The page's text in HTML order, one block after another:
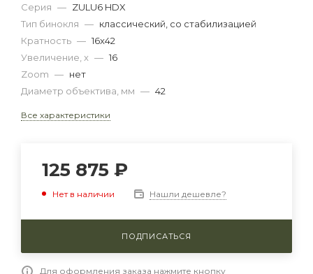
Серия — ZULU6 HDX
Тип бинокля — классический, со стабилизацией
Кратность — 16x42
Увеличение, x — 16
Zoom — нет
Диаметр объектива, мм — 42
Все характеристики
125 875 ₽
Нет в наличии Нашли дешевле?
ПОДПИСАТЬСЯ
Для оформления заказа нажмите кнопку